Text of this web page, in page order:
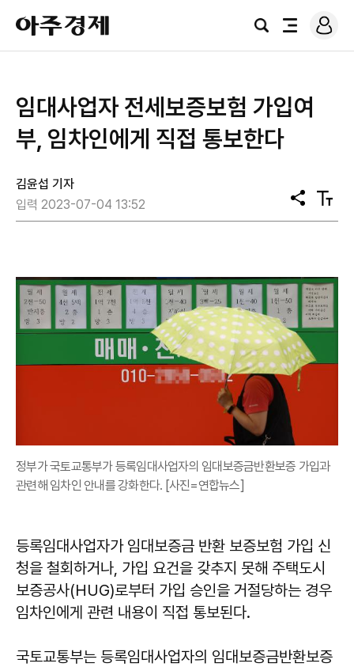
아
주
경
검
전
로
그
임대사업자 전세보증보험 가입여
부, 임차인에게 직접 통보한다
김윤섭 기자
입력 2023-07-04 13:52
공
유
텍
스
정부가 국토교통부가 등록임대사업자의 임대보증금반환보증 가입과
관련해 임차인 안내를 강화한다. [사진=연합뉴스]
등록임대사업자가 임대보증금 반환 보증보험 가입 신
청을 철회하거나, 가입 요건을 갖추지 못해 주택도시
보증공사(HUG)로부터 가입 승인을 거절당하는 경우
임차인에게 관련 내용이 직접 통보된다.
국토교통부는 등록임대사업자의 임대보증금반환보증